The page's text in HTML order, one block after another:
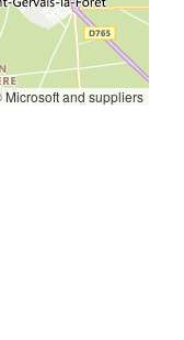
Microsoft and suppliers